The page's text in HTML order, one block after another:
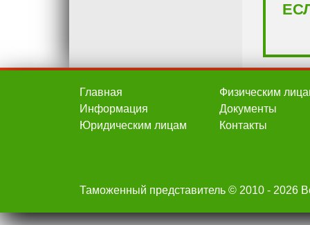
Главная
Информация
Юридическим лицам
Физическим
Документы
Контакты
Таможенный представитель © 2010 - 2026